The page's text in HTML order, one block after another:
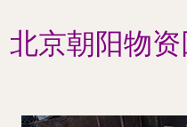
北京朝阳物